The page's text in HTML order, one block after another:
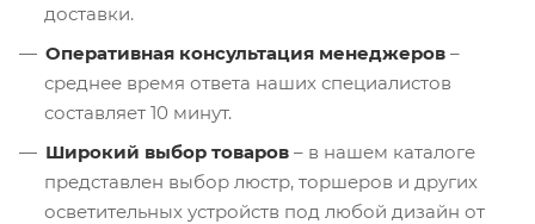
доставки.
Оперативная консультация менеджеров –
среднее время ответа наших специалистов
составляет 10 минут.
Широкий выбор товаров – в нашем каталоге
представлен выбор люстр, торшеров и других
осветительных устройств под любой дизайн от